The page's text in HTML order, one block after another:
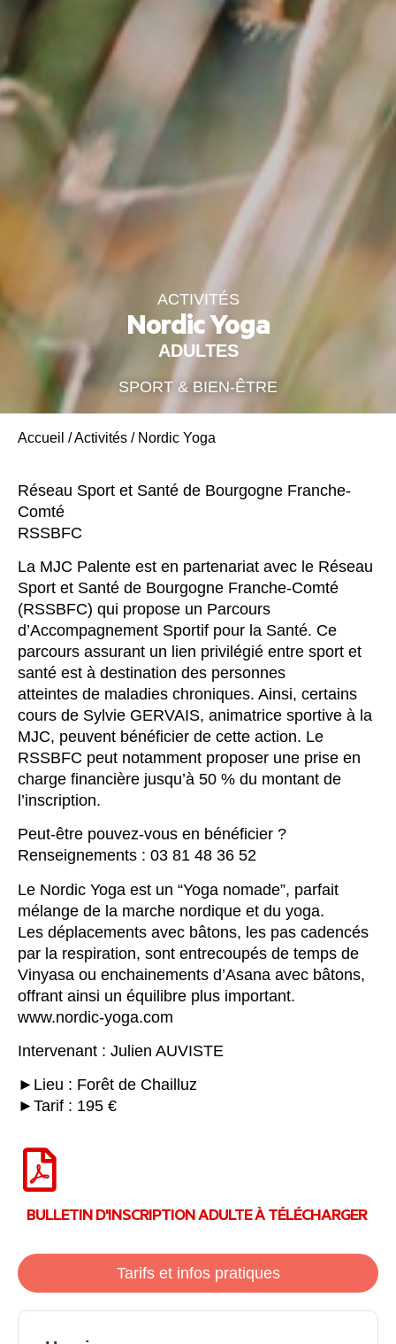
ACTIVITÉS
Nordic Yoga
ADULTES
SPORT & BIEN-ÊTRE
Accueil /Activités / Nordic Yoga
Réseau Sport et Santé de Bourgogne Franche-
Comté
RSSBFC
La MJC Palente est en partenariat avec le Réseau
Sport et Santé de Bourgogne Franche-Comté
(RSSBFC) qui propose un Parcours
d’Accompagnement Sportif pour la Santé. Ce
parcours assurant un lien privilégié entre sport et
santé est à destination des personnes
atteintes de maladies chroniques. Ainsi, certains
cours de Sylvie GERVAIS, animatrice sportive à la
MJC, peuvent bénéficier de cette action. Le
RSSBFC peut notamment proposer une prise en
charge financière jusqu’à 50 % du montant de
l’inscription.
Peut-être pouvez-vous en bénéficier ?
Renseignements : 03 81 48 36 52
Le Nordic Yoga est un “Yoga nomade”, parfait
mélange de la marche nordique et du yoga.
Les déplacements avec bâtons, les pas cadencés
par la respiration, sont entrecoupés de temps de
Vinyasa ou enchainements d’Asana avec bâtons,
offrant ainsi un équilibre plus important.
www.nordic-yoga.com
Intervenant : Julien AUVISTE
►Lieu : Forêt de Chailluz
►Tarif : 195 €
BULLETIN D'INSCRIPTION ADULTE À TÉLÉCHARGER
Tarifs et infos pratiques